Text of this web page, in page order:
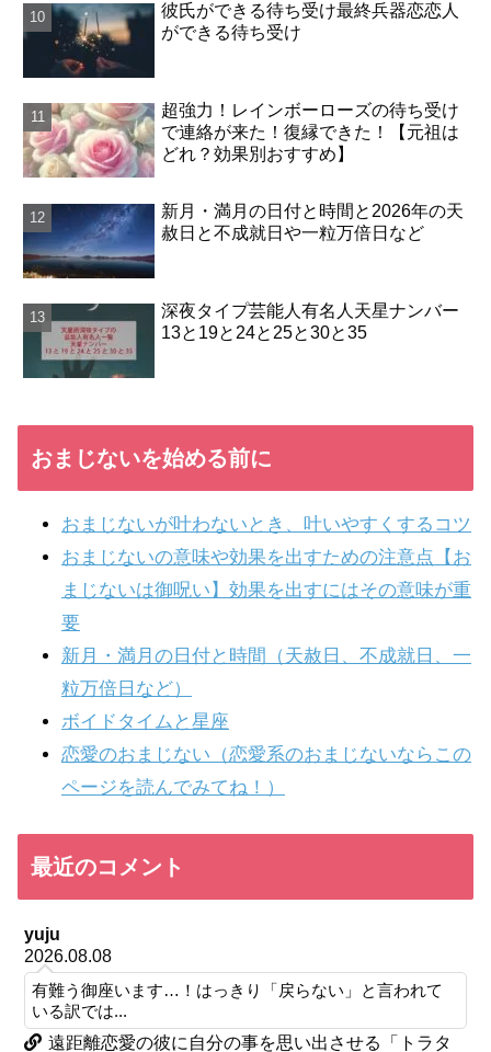
彼氏ができる待ち受け最終兵器恋恋人
ができる待ち受け
超強力！レインボーローズの待ち受け
で連絡が来た！復縁できた！【元祖は
どれ？効果別おすすめ】
新月・満月の日付と時間と2026年の天
赦日と不成就日や一粒万倍日など
深夜タイプ芸能人有名人天星ナンバー
13と19と24と25と30と35
おまじないを始める前に
おまじないが叶わないとき、叶いやすくするコツ
おまじないの意味や効果を出すための注意点【お
まじないは御呪い】効果を出すにはその意味が重
要
新月・満月の日付と時間（天赦日、不成就日、一
粒万倍日など）
ボイドタイムと星座
恋愛のおまじない（恋愛系のおまじないならこの
ページを読んでみてね！）
最近のコメント
yuju
2026.08.08
有難う御座います…！はっきり「戻らない」と言われて
いる訳では...
遠距離恋愛の彼に自分の事を思い出させる「トラタ